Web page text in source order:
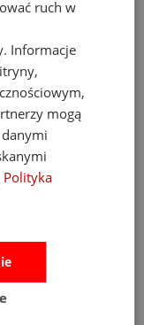
wyliczona
przez
którzy dokonali
ruch w
Informacje
mogą
Polityka